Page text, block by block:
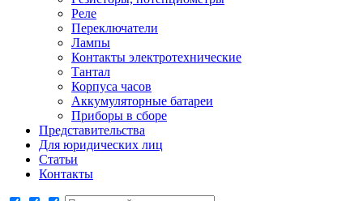
Реле
Переключатели
Лампы
Контакты электротехнические
Тантал
Корпуса часов
Аккумуляторные батареи
Приборы в сборе
Представительства
Для юридических лиц
Статьи
Контакты